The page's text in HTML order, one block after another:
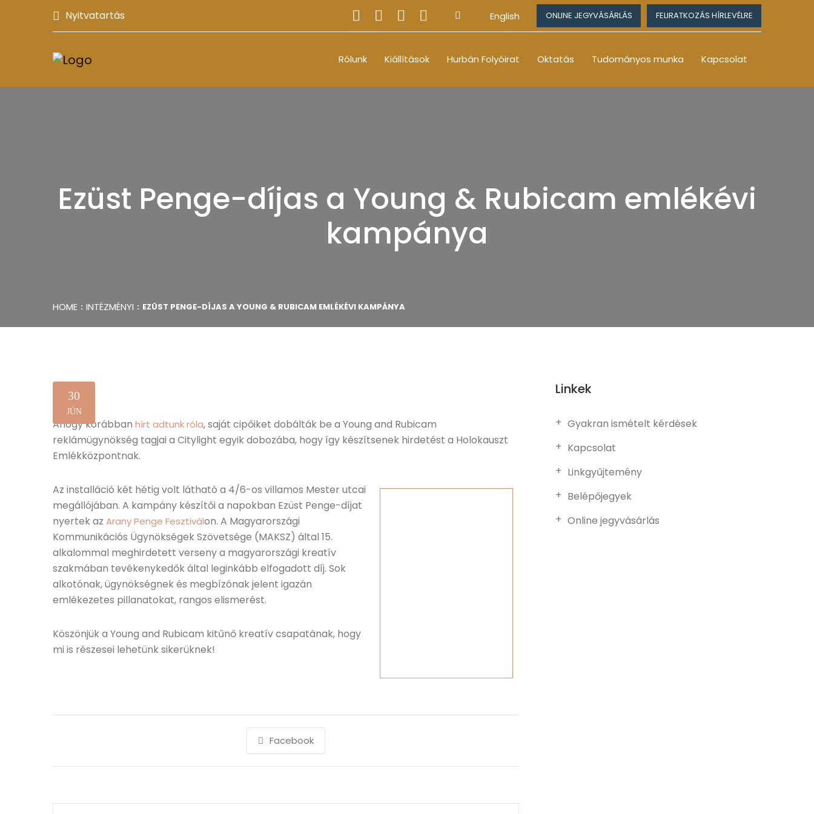
Nyitvatartás English ONLINE JEGYVÁSÁRLÁS FELIRATKOZÁS HÍRLEVÉLRE
Rólunk Kiállítások Hurbán Folyóirat Oktatás Tudományos munka Kapcsolat
Ezüst Penge-díjas a Young & Rubicam emlékévi
kampánya
HOME INTÉZMÉNYI EZÜST PENGE-DÍJAS A YOUNG & RUBICAM EMLÉKÉVI KAMPÁNYA
30
JÚN
Ahogy korábban hírt adtunk róla, saját cipőiket dobálták be a Young and Rubicam
reklámügynökség tagjai a Citylight egyik dobozába, hogy így készítsenek hirdetést a Holokauszt
Emlékközpontnak.
Az installáció két hétig volt látható a 4/6-os villamos Mester utcai
megállójában. A kampány készítői a napokban Ezüst Penge-díjat
nyertek az Arany Penge Fesztiválon. A Magyarországi
Kommunikációs Ügynökségek Szövetsége (MAKSZ) által 15.
alkalommal meghirdetett verseny a magyarországi kreatív
szakmában tevékenykedők által leginkább elfogadott díj. Sok
alkotónak, ügynökségnek és megbízónak jelent igazán
emlékezetes pillanatokat, rangos elismerést.
Köszönjük a Young and Rubicam kitűnő kreatív csapatának, hogy
mi is részesei lehetünk sikerüknek!
Facebook
Linkek
Gyakran ismételt kérdések
Kapcsolat
Linkgyűjtemény
Belépőjegyek
Online jegyvásárlás